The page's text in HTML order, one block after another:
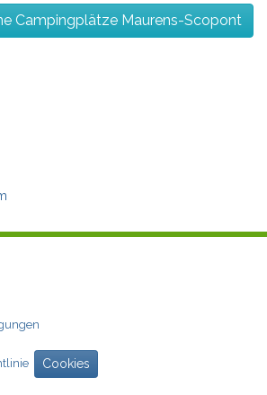
Campingplätze Maurens-Scopont
Cookies